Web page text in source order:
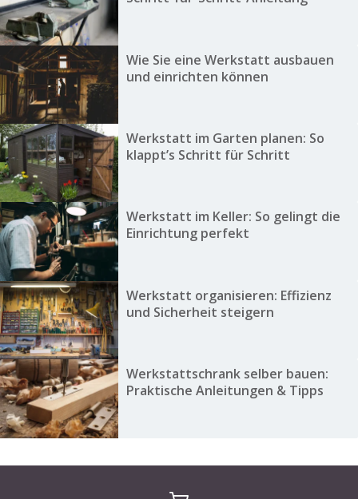
Wie Sie eine Werkstatt ausbauen
und einrichten können
Werkstatt im Garten planen: So
klappt’s Schritt für Schritt
Werkstatt im Keller: So gelingt die
Einrichtung perfekt
Werkstatt organisieren: Effizienz
und Sicherheit steigern
Werkstattschrank selber bauen:
Praktische Anleitungen & Tipps